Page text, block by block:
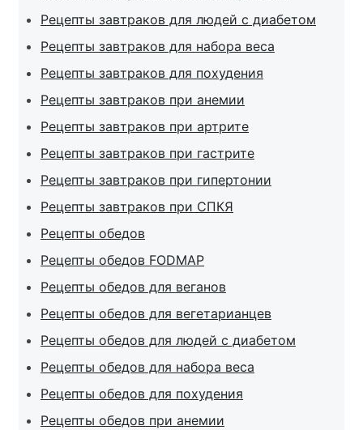
Рецепты завтраков для людей с диабетом
Рецепты завтраков для набора веса
Рецепты завтраков для похудения
Рецепты завтраков при анемии
Рецепты завтраков при артрите
Рецепты завтраков при гастрите
Рецепты завтраков при гипертонии
Рецепты завтраков при СПКЯ
Рецепты обедов
Рецепты обедов FODMAP
Рецепты обедов для веганов
Рецепты обедов для вегетарианцев
Рецепты обедов для людей с диабетом
Рецепты обедов для набора веса
Рецепты обедов для похудения
Рецепты обедов при анемии